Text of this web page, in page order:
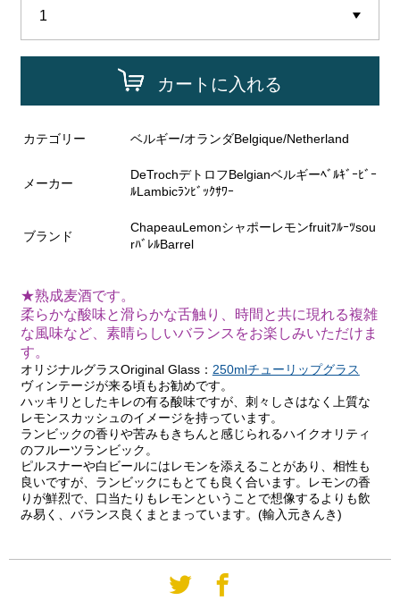
カートに入れる
カテゴリー ベルギー/オランダBelgique/Netherland
メーカー
DeTrochデトロフBelgianベルギーﾍﾞﾙｷﾞｰﾋﾞｰ
ﾙLambicﾗﾝﾋﾞｯｸｻﾜｰ
ブランド
ChapeauLemonシャポーレモンfruitﾌﾙｰﾂsou
rﾊﾞﾚﾙBarrel
★熟成麦酒です。
柔らかな酸味と滑らかな舌触り、時間と共に現れる複雑
な風味など、素晴らしいバランスをお楽しみいただけま
す。
オリジナルグラスOriginal Glass： 250mlチューリップグラス
ヴィンテージが来る頃もお勧めです。
ハッキリとしたキレの有る酸味ですが、刺々しさはなく上質な
レモンスカッシュのイメージを持っています。
ランビックの香りや苦みもきちんと感じられるハイクオリティ
のフルーツランビック。
ピルスナーや白ビールにはレモンを添えることがあり、相性も
良いですが、ランビックにもとても良く合います。レモンの香
りが鮮烈で、口当たりもレモンということで想像するよりも飲
み易く、バランス良くまとまっています。(輸入元きんき)